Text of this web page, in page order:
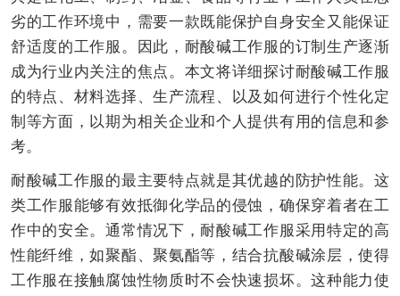
劣的工作环境中，需要一款既能保护自身安全又能保证
舒适度的工作服。因此，耐酸碱工作服的订制生产逐渐
成为行业内关注的焦点。本文将详细探讨耐酸碱工作服
的特点、材料选择、生产流程、以及如何进行个性化定
制等方面，以期为相关企业和个人提供有用的信息和参
考。
耐酸碱工作服的最主要特点就是其优越的防护性能。这
类工作服能够有效抵御化学品的侵蚀，确保穿着者在工
作中的安全。通常情况下，耐酸碱工作服采用特定的高
性能纤维，如聚酯、聚氨酯等，结合抗酸碱涂层，使得
工作服在接触腐蚀性物质时不会快速损坏。这种能力使